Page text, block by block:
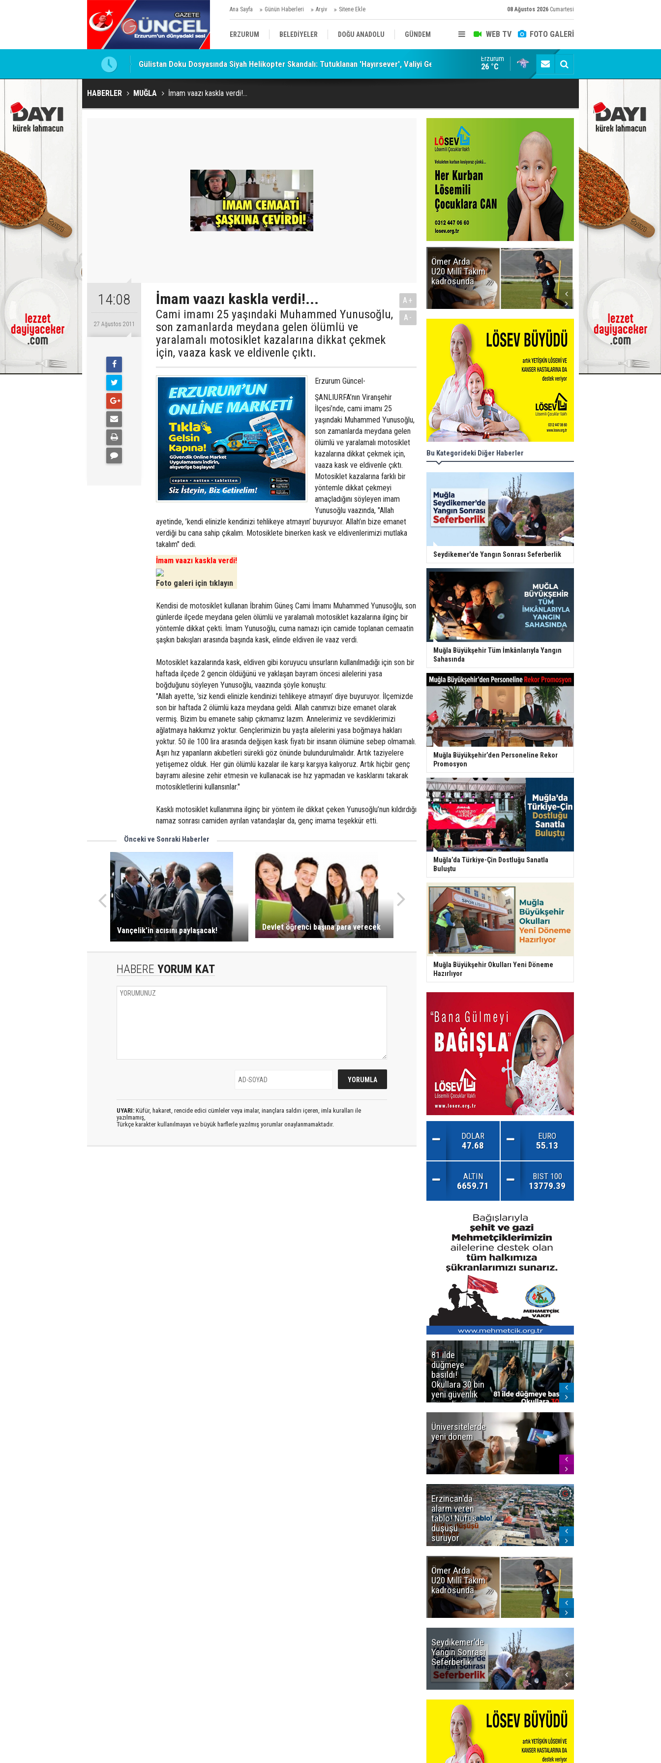
Ana Sayfa Günün Haberleri Arşiv Sitene Ekle 08 Ağustos 2026 Cumartesi
WEB TV FOTO GALERİ
ERZURUM BELEDİYELER DOĞU ANADOLU GÜNDEM
SİYASET AFAD/ SAVAŞ SPOR
KÜLTÜR/SANAT//MAĞAZİN
Gülistan Doku Dosyasında Siyah Helikopter Skandalı: Tutuklanan 'Hayırsever', Valiyi Geçemedi! Ömer Arda U20 Millî Takım kadrosunda
Erzurum
26 °C
HABERLER MUĞLA İmam vaazı kaskla verdi!...
14:08
27 Ağustos 2011
İmam vaazı kaskla verdi!...
Cami imamı 25 yaşındaki Muhammed Yunusoğlu,
son zamanlarda meydana gelen ölümlü ve
yaralamalı motosiklet kazalarına dikkat çekmek
için, vaaza kask ve eldivenle çıktı.
A+
A-
Erzurum Güncel-
ŞANLIURFA’nın Viranşehir
İlçesi’nde, cami imamı 25
yaşındaki Muhammed Yunusoğlu,
son zamanlarda meydana gelen
ölümlü ve yaralamalı motosiklet
kazalarına dikkat çekmek için,
vaaza kask ve eldivenle çıktı.
Motosiklet kazalarına farklı bir
yöntemle dikkat çekmeyi
amaçladığını söyleyen imam
Yunusoğlu vaazında, "Allah
ayetinde, ’kendi elinizle kendinizi tehlikeye atmayın’ buyuruyor. Allah’ın bize emanet
verdiği bu cana sahip çıkalım. Motosiklete binerken kask ve eldivenlerimizi mutlaka
takalım" dedi.
İmam vaazı kaskla verdi!
Foto galeri için tıklayın
Kendisi de motosiklet kullanan İbrahim Güneş Cami İmamı Muhammed Yunusoğlu, son
günlerde ilçede meydana gelen ölümlü ve yaralamalı motosiklet kazalarına ilginç bir
yöntemle dikkat çekti. İmam Yunusoğlu, cuma namazı için camide toplanan cemaatin
şaşkın bakışları arasında başında kask, elinde eldiven ile vaaz verdi.
Motosiklet kazalarında kask, eldiven gibi koruyucu unsurların kullanılmadığı için son bir
haftada ilçede 2 gencin öldüğünü ve yaklaşan bayram öncesi ailelerini yasa
boğduğunu söyleyen Yunusoğlu, vaazında şöyle konuştu:
"Allah ayette, ’siz kendi elinizle kendinizi tehlikeye atmayın’ diye buyuruyor. İlçemizde
son bir haftada 2 ölümlü kaza meydana geldi. Allah canımızı bize emanet olarak
vermiş. Bizim bu emanete sahip çıkmamız lazım. Annelerimiz ve sevdiklerimizi
ağlatmaya hakkımız yoktur. Gençlerimizin bu yaşta ailelerini yasa boğmaya hakları
yoktur. 50 ile 100 lira arasında değişen kask fiyatı bir insanın ölümüne sebep olmamalı.
Aşırı hız yapanların akıbetleri sürekli göz önünde bulundurulmalıdır. Artık taziyelere
yetişemez olduk. Her gün ölümlü kazalar ile karşı karşıya kalıyoruz. Artık hiçbir genç
bayramı ailesine zehir etmesin ve kullanacak ise hız yapmadan ve kasklarını takarak
motosikletlerini kullansınlar."
Kasklı motosiklet kullanımına ilginç bir yöntem ile dikkat çeken Yunusoğlu’nun kıldırdığı
namaz sonrası camiden ayrılan vatandaşlar da, genç imama teşekkür etti.
Önceki ve Sonraki Haberler
Vançelik'in acısını paylaşacak! Devlet öğrenci başına para verecek
HABERE YORUM KAT
UYARI: Küfür, hakaret, rencide edici cümleler veya imalar, inançlara saldırı içeren, imla kuralları ile
yazılmamış,
Türkçe karakter kullanılmayan ve büyük harflerle yazılmış yorumlar onaylanmamaktadır.
Ömer Arda
U20 Millî Takım
kadrosunda
lütfen!
Bu Kategorideki Diğer Haberler
Seydikemer'de Yangın Sonrası Seferberlik
Muğla Büyükşehir Tüm İmkânlarıyla Yangın
Sahasında
Muğla Büyükşehir’den Personeline Rekor
Promosyon
Muğla’da Türkiye-Çin Dostluğu Sanatla
Buluştu
Muğla Büyükşehir Okulları Yeni Döneme
Hazırlıyor
DOLAR
47.68
EURO
55.13
ALTIN
6659.71
BIST 100
13779.39
81 ilde
düğmeye
basıldı!
Okullara 30 bin
yeni güvenlik
görevlisi
Üniversitelerde
yeni dönem
Erzincan'da
alarm veren
tablo! Nüfus
düşüşü
sürüyor
Ömer Arda
U20 Millî Takım
kadrosunda
Seydikemer'de
Yangın Sonrası
Seferberlik